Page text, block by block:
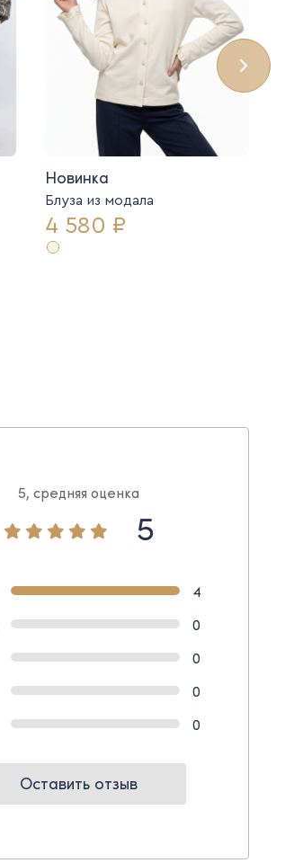
Новинка
Блуза из модала
4 580 ₽
5, средняя оценка
5
4
0
0
0
0
Оставить отзыв